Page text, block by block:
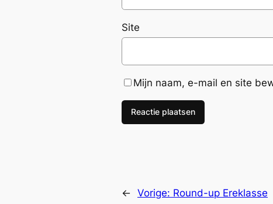
Site
Mijn naam, e-mail en site
← Vorige: Round-up Ereklasse